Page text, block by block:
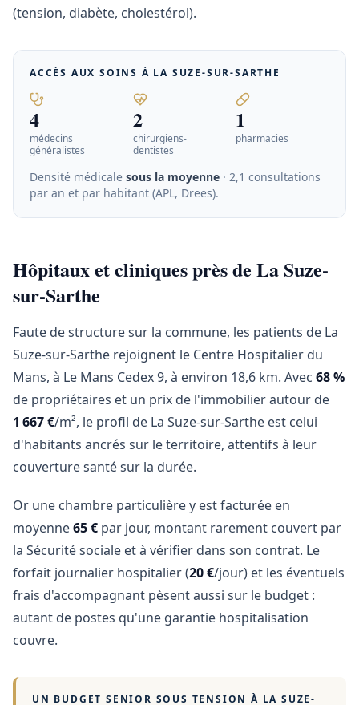
(tension, diabète, cholestérol).
ACCÈS AUX SOINS À LA SUZE-SUR-SARTHE
4
médecins
généralistes
2
chirurgiens-
dentistes
1
pharmacies
Densité médicale sous la moyenne · 2,1 consultations
par an et par habitant (APL, Drees).
Hôpitaux et cliniques près de La Suze-
sur-Sarthe
Faute de structure sur la commune, les patients de La
Suze-sur-Sarthe rejoignent le Centre Hospitalier du
Mans, à Le Mans Cedex 9, à environ 18,6 km. Avec 68 %
de propriétaires et un prix de l'immobilier autour de
1 667 €/m², le profil de La Suze-sur-Sarthe est celui
d'habitants ancrés sur le territoire, attentifs à leur
couverture santé sur la durée.
Or une chambre particulière y est facturée en
moyenne65 € par jour, montant rarement couvert par
la Sécurité sociale et à vérifier dans son contrat. Le
forfait journalier hospitalier (20 €/jour) et les éventuels
frais d'accompagnant pèsent aussi sur le budget :
autant de postes qu'une garantie hospitalisation
couvre.
UN BUDGET SENIOR SOUS TENSION À LA SUZE-